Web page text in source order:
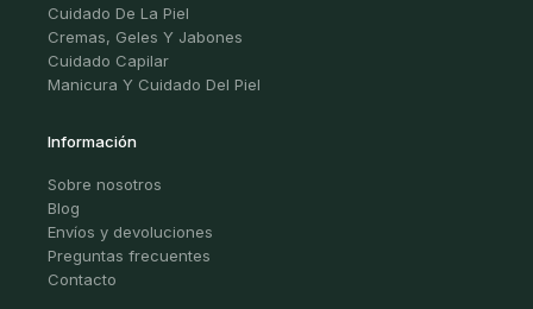
Cuidado De La Piel
Cremas, Geles Y Jabones
Cuidado Capilar
Manicura Y Cuidado Del Piel
Información
Sobre nosotros
Blog
Envíos y devoluciones
Preguntas frecuentes
Contacto